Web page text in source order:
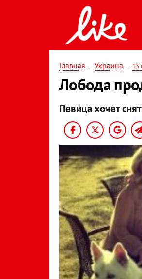
Главная — Украина — 13
Лобода
Певица хочет